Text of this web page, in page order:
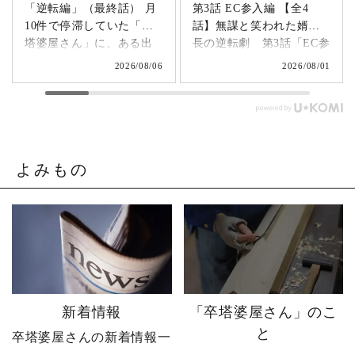
「逆転編」（最終話） 月
10件で停滞していた「卒
塔婆屋さん」に、ある出
来事が起こります。▶
まじゃまずい。」 そう痛
発動します。 来る日も来
も予想しなかった結果で
した。 無謀だと笑われた
婿社長の逆転劇、ついに
完結です。 あなたなら、
人生で一番大きな挑戦は
何ですか？ぜひコメント
で教えてください！ 「い
いね」「保存」「フォロ
2026/08/06
第3話 EC参入編 【全4
話】無謀と笑われた婿社
長の逆転劇 第3話「EC参
たやじ社長が下した決断
とは。▶ @sotoubaya140
いたそうです。 それで
も、ダメ元で始めた初め
てのネットショップ運
たサイトに待っていたの
は、想像以上の結果でし
た。 そして、その後やじ
社長の運命を大きく変え
2026/08/01
よみもの
新着情報
卒塔婆屋さんの新着情報一
「卒塔婆屋さん」のこ
と